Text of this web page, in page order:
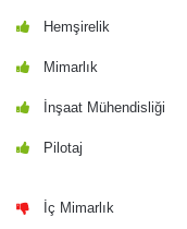
Hemşirelik
Mimarlık
İnşaat Mühendisliği
Pilotaj
İç Mimarlık